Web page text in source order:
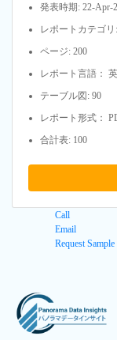
発表時期: 22-Apr-
レポートカテゴ
ページ: 200
レポート言語：
テーブル図: 90
レポート形式：
合計表: 100
Call
Email
Request Sample